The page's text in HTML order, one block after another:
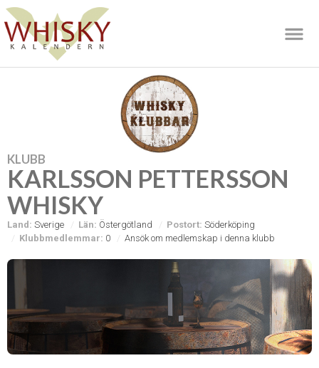
KLUBB
KARLSSON PETTERSSON
WHISKY
Land: Sverige Län: Östergötland Postort: Söderköping
Klubbmedlemmar: 0 Ansök om medlemskap i denna klubb